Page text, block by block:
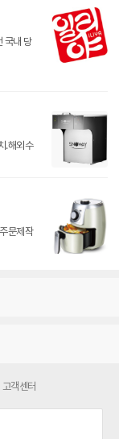
.해외수
문제작
고객센터